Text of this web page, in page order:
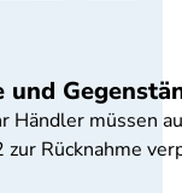
Händler müssen
Rücknahme